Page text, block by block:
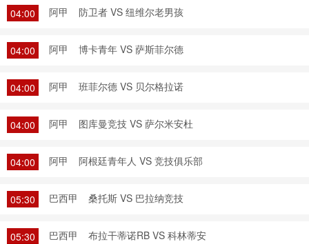
04:00 阿甲 防卫者 VS 纽维尔老男孩
04:00 阿甲 博卡青年 VS 萨斯菲尔德
04:00 阿甲 班菲尔德 VS 贝尔格拉诺
04:00 阿甲 图库曼竞技 VS 萨尔米安杜
04:00 阿甲 阿根廷青年人 VS 竞技俱乐部
05:30 巴西甲 桑托斯 VS 巴拉纳竞技
05:30 巴西甲 布拉干蒂诺RB VS 科林蒂安